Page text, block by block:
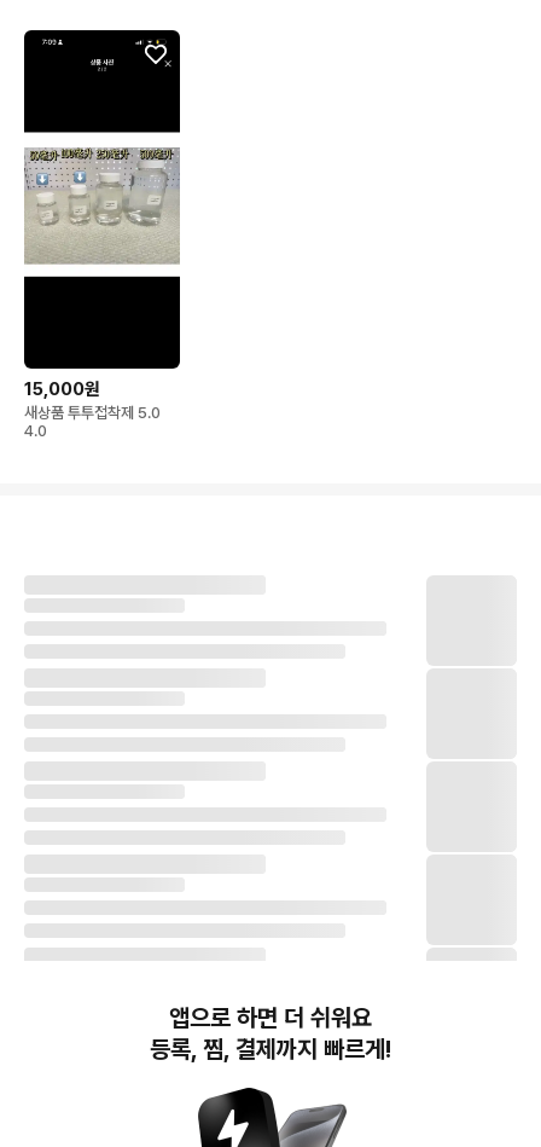
15,000원
새상품 투투접착제 5.0
4.0
앱으로 하면 더 쉬워요
등록, 찜, 결제까지 빠르게!